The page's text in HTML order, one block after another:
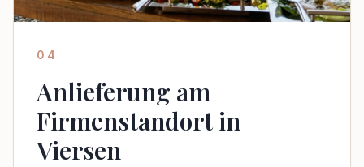
04
Anlieferung am
Firmenstandort in
Viersen